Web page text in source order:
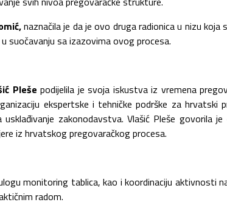
naznačila je da je ovo druga radionica u nizu
suočavanju sa izazovima ovog procesa.
Pleše podijelila je svoja iskustva iz vremena
ekspertske i tehničke podrške za
zakonodavstva. Vlašić Pleše govorila
iz hrvatskog pregovaračkog procesa.
monitoring tablica, kao i koordinaciju
radom.